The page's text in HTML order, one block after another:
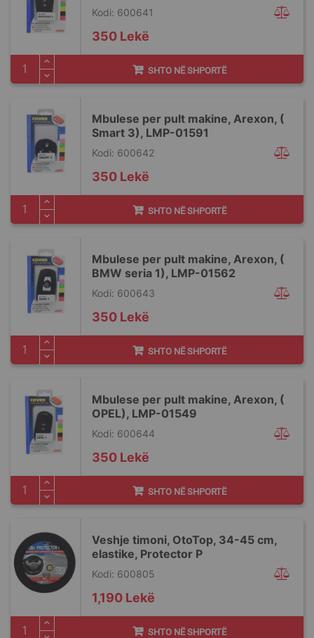
Kodi: 600641
350 Lekë
SHTO NË SHPORTË
Mbulese per pult makine, Arexon, (
Smart 3), LMP-01591
Kodi: 600642
350 Lekë
SHTO NË SHPORTË
Mbulese per pult makine, Arexon, (
BMW seria 1), LMP-01562
Kodi: 600643
350 Lekë
SHTO NË SHPORTË
Mbulese per pult makine, Arexon, (
OPEL), LMP-01549
Kodi: 600644
350 Lekë
SHTO NË SHPORTË
Veshje timoni, OtoTop, 34-45 cm,
elastike, Protector P
Kodi: 600805
1,190 Lekë
SHTO NË SHPORTË